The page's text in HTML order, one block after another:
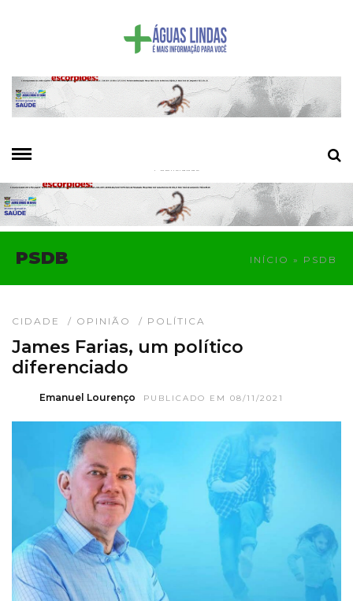
- Publicidade -
INÍCIO » PSDB
PSDB
CIDADE / OPINIÃO / POLÍTICA
James Farias, um político
diferenciado
Emanuel Lourenço PUBLICADO EM 08/11/2021